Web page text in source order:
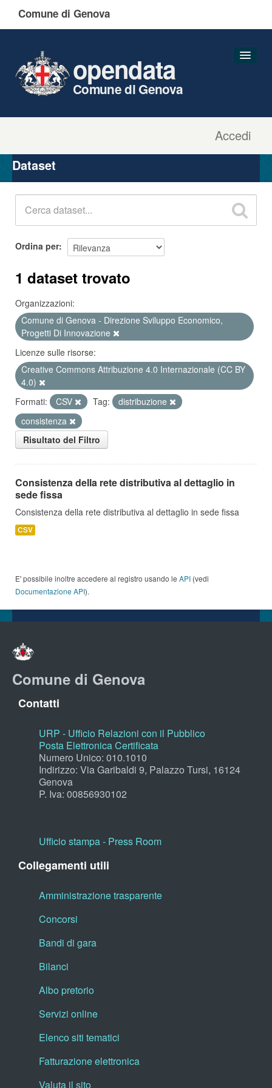
Comune di Genova
Accedi
opendata
Comune di Genova
Organizzazioni
Gruppi
Dataset
Ordina per
1 dataset trovato
Organizzazioni:
Comune di Genova - Direzione Sviluppo Economico,
Progetti Di Innovazione
Licenze sulle risorse:
Creative Commons Attribuzione 4.0 Internazionale (CC BY
4.0)
Formati:
CSV Tag:
distribuzione
consistenza
Risultato del Filtro
Consistenza della rete distributiva al dettaglio in
sede fissa
Consistenza della rete distributiva al dettaglio in sede fissa
CSV
E' possibile inoltre accedere al registro usando le API (vedi
Documentazione API).
Comune di Genova
Contatti
URP - Ufficio Relazioni con il Pubblico
Posta Elettronica Certificata
Numero Unico: 010.1010
Indirizzo: Via Garibaldi 9, Palazzo Tursi, 16124
Genova
P. Iva: 00856930102
Ufficio stampa - Press Room
Collegamenti utili
Amministrazione trasparente
Concorsi
Bandi di gara
Bilanci
Albo pretorio
Servizi online
Elenco siti tematici
Fatturazione elettronica
Valuta il sito